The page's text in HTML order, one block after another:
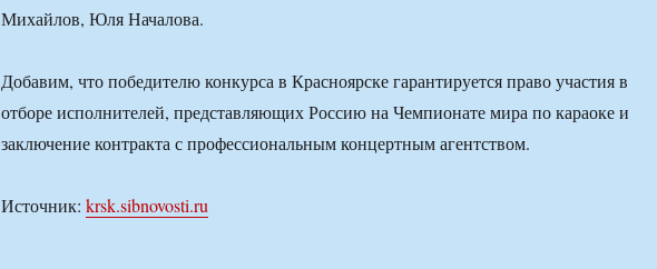
Михайлов, Юля Началова.
Добавим, что победителю конкурса в Красноярске гарантируется право участия в
отборе исполнителей, представляющих Россию на Чемпионате мира по караоке и
заключение контракта с профессиональным концертным агентством.
Источник: krsk.sibnovosti.ru